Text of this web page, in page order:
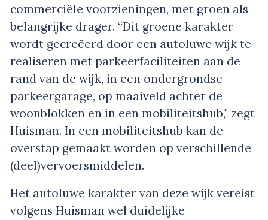
commerciële voorzieningen, met groen als
belangrijke drager. “Dit groene karakter
wordt gecreëerd door een autoluwe wijk te
realiseren met parkeerfaciliteiten aan de
rand van de wijk, in een ondergrondse
parkeergarage, op maaiveld achter de
woonblokken en in een mobiliteitshub," zegt
Huisman. In een mobiliteitshub kan de
overstap gemaakt worden op verschillende
(deel)vervoersmiddelen.
Het autoluwe karakter van deze wijk vereist
volgens Huisman wel duidelijke